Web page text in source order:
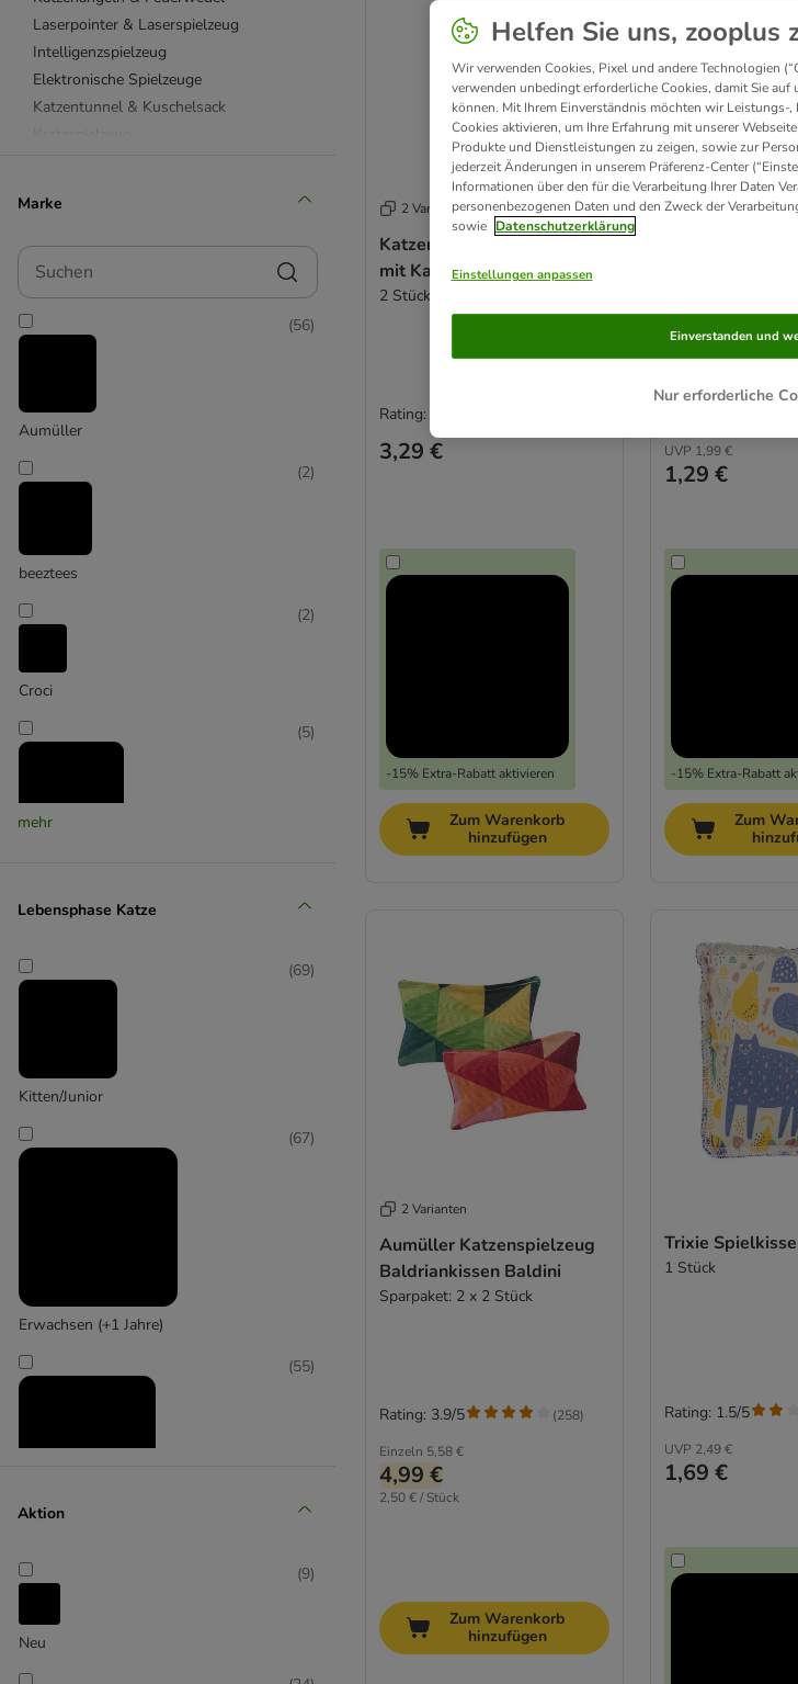
Laserpointer & Laserspielzeug
Intelligenzspielzeug
Elektronische Spielzeuge
Katzentunnel & Kuschelsack
Designed by Lotte
KONG Katzenspielzeug
Modern Living Katzenspielzeug
Katzenlaufrad
Katzenpools
Spielmäuse
Marke
Suchen
Aumüller
(56)
beeztees
(2)
Croci
(2)
(5)
KONG
15)
Mcboson
mehr
Lebensphase Katze
Kitten/Junior
(69)
Erwachsen (+1 Jahre)
(67)
(55)
Aktion
Neu
(9)
2 Varianten
Katzenspielzeug-Set Moppi
mit Katzenminze
2 Stück
3,29 €
-15% Extra-Rabatt aktivieren
Rating: 3.6/5
Zum Warenkorb
hinzufügen
2 Varianten
1 Stück
UVP 1,99 €
1,29 €
-15% Extra-Rabatt
Zum
2 Varianten
Aumüller Katzenspielzeug
Baldriankissen Baldini
Sparpaket: 2 x 2 Stück
Einzeln 5,58 €
4,99 €
2,50 € / Stück
Rating: 3.9/5 (258)
Zum Warenkorb
hinzufügen
Trixie
1 Stück
UVP 2,49 €
1,69 €
Rating: 1.5/5
Helfen Sie uns, zooplus
Wir verwenden Cookies, Pixel und andere Technologien
verwenden unbedingt erforderliche Cookies, damit Sie auf
können. Mit Ihrem Einverständnis möchten wir
Cookies aktivieren, um Ihre Erfahrung mit unserer
Produkte und Dienstleistungen zu zeigen, sowie zur
jederzeit Änderungen in unserem Präferenz-Center
Informationen über den für die Verarbeitung Ihrer Daten
personenbezogenen Daten und den Zweck der
sowie Datenschutzerklärung
Einstellungen anpassen
Nur erforderliche
Einverstanden und